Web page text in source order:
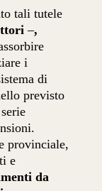
tali tutele
–,
i
di
previsto
provinciale,
e
da